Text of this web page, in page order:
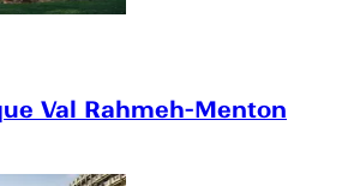
Val Rahmeh-Menton